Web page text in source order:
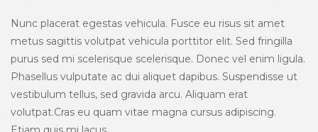
Nunc placerat egestas vehicula. Fusce eu risus sit amet
metus sagittis volutpat vehicula porttitor elit. Sed fringilla
purus sed mi scelerisque scelerisque. Donec vel enim ligula.
Phasellus vulputate ac dui aliquet dapibus. Suspendisse ut
vestibulum tellus, sed gravida arcu. Aliquam erat
volutpat.Cras eu quam vitae magna cursus adipiscing.